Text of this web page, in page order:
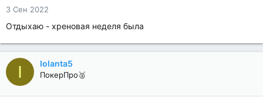
3 Сен 2022
Отдыхаю - хреновая неделя была
I Iolanta5
ПокерПро🥈